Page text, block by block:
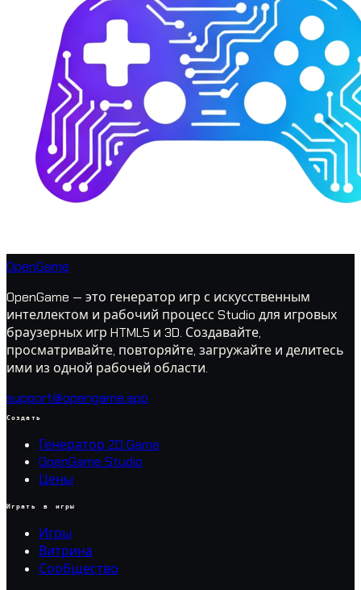
OpenGame
OpenGame — это генератор игр с искусственным
интеллектом и рабочий процесс Studio для игровых
браузерных игр HTML5 и 3D. Создавайте,
просматривайте, повторяйте, загружайте и делитесь
ими из одной рабочей области.
support@opengame.app
Создать
Генератор 2D Game
OpenGame Studio
Цены
Играть в игры
Игры
Витрина
Сообщество